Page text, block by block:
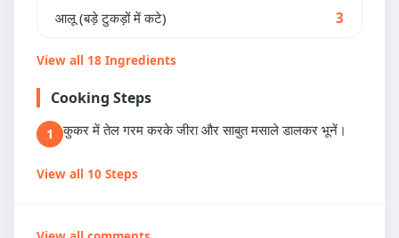
आलू (बड़े टुकड़ों में कटे) 3
View all 18 Ingredients
Cooking Steps
1 कुकर में तेल गरम करके जीरा और साबुत मसाले डालकर भूनें।
View all 10 Steps